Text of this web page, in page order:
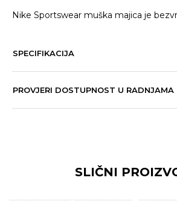
Nike Sportswear muška majica je
SPECIFIKACIJA
PROVJERI DOSTUPNOST U RADNJAMA
SLIČNI